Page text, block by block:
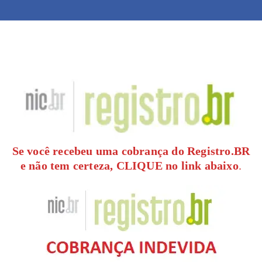
Se você recebeu uma cobrança do Registro.BR
e não tem certeza, CLIQUE no link abaixo.